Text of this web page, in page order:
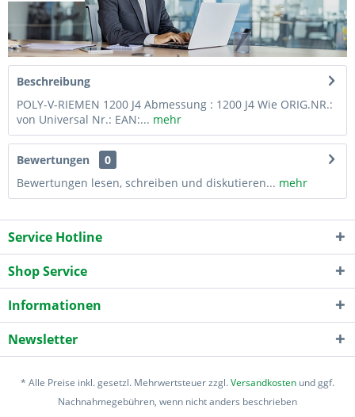
Beschreibung
POLY-V-RIEMEN 1200 J4 Abmessung : 1200 J4 Wie ORIG.NR.:
von Universal Nr.: EAN:... mehr
Bewertungen
0
Bewertungen lesen, schreiben und diskutieren... mehr
Service Hotline
Shop Service
Informationen
Newsletter
* Alle Preise inkl. gesetzl. Mehrwertsteuer zzgl.Versandkosten und ggf.
Nachnahmegebühren, wenn nicht anders beschrieben